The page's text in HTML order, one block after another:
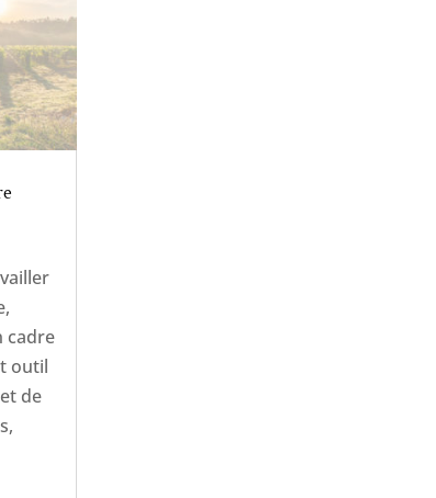
cadre
outil
de